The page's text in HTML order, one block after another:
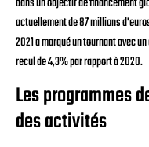
actuellement de 87 millions
2021 a marqué un tournant avec
recul de 4,3% par rapport à 2020.
Les programmes
des activités